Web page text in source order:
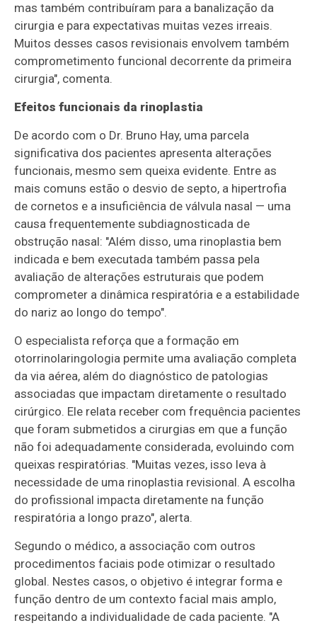
mas também contribuíram para a banalização da
cirurgia e para expectativas muitas vezes irreais.
Muitos desses casos revisionais envolvem também
comprometimento funcional decorrente da primeira
cirurgia", comenta.
Efeitos funcionais da rinoplastia
De acordo com o Dr. Bruno Hay, uma parcela
significativa dos pacientes apresenta alterações
funcionais, mesmo sem queixa evidente. Entre as
mais comuns estão o desvio de septo, a hipertrofia
de cornetos e a insuficiência de válvula nasal — uma
causa frequentemente subdiagnosticada de
obstrução nasal: "Além disso, uma rinoplastia bem
indicada e bem executada também passa pela
avaliação de alterações estruturais que podem
comprometer a dinâmica respiratória e a estabilidade
do nariz ao longo do tempo".
O especialista reforça que a formação em
otorrinolaringologia permite uma avaliação completa
da via aérea, além do diagnóstico de patologias
associadas que impactam diretamente o resultado
cirúrgico. Ele relata receber com frequência pacientes
que foram submetidos a cirurgias em que a função
não foi adequadamente considerada, evoluindo com
queixas respiratórias. "Muitas vezes, isso leva à
necessidade de uma rinoplastia revisional. A escolha
do profissional impacta diretamente na função
respiratória a longo prazo", alerta.
Segundo o médico, a associação com outros
procedimentos faciais pode otimizar o resultado
global. Nestes casos, o objetivo é integrar forma e
função dentro de um contexto facial mais amplo,
respeitando a individualidade de cada paciente. "A